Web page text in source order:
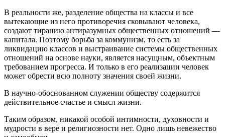
В реальности же, разделение общества на классы и все
вытекающие из него противоречия сковывают человека,
создают тиранию антиразумных общественных отношений —
капитала. Поэтому борьба за коммунизм, то есть за
ликвидацию классов и выстраивание системы общественных
отношений на основе науки, является насущным, объектным
требованием прогресса. И только в его реализации человек
может обрести всю полноту значения своей жизни.
В научно-обоснованном служении обществу содержится
действительное счастье и смысл жизни.
Таким образом, никакой особой интимности, духовности и
мудрости в вере и религиозности нет. Одно лишь невежество